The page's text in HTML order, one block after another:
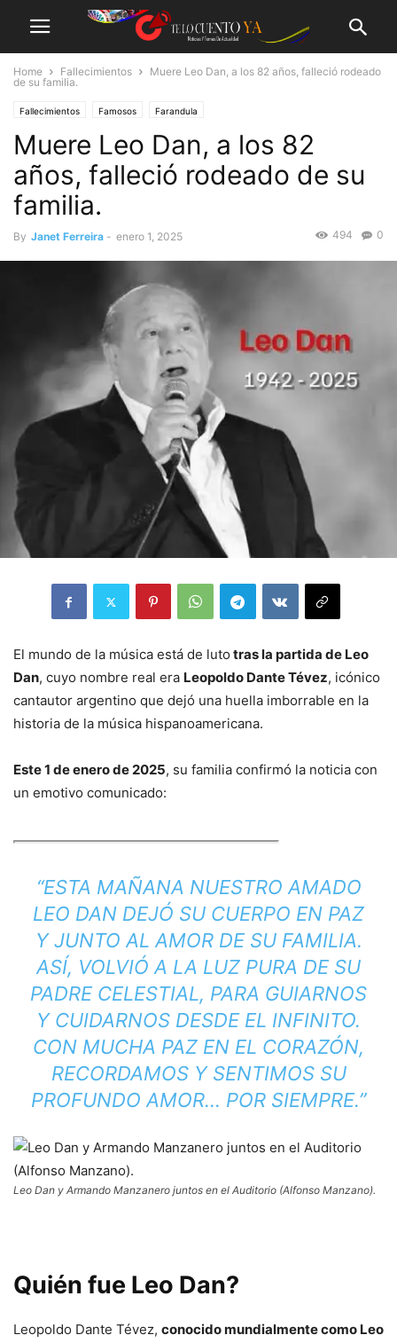
Home Fallecimientos
Muere Leo Dan, a los 82 años, falleció rodeado
de su familia.
Fallecimientos Famosos Farandula
Muere Leo Dan, a los 82
años, falleció rodeado de su
familia.
By Janet Ferreira - enero 1, 2025 0
494
El mundo de la música está de luto tras la partida de Leo
Dan, cuyo nombre real era Leopoldo Dante Tévez, icónico
cantautor argentino que dejó una huella imborrable en la
historia de la música hispanoamericana.
Este 1 de enero de 2025, su familia confirmó la noticia con
un emotivo comunicado:
“ESTA MAÑANA NUESTRO AMADO
LEO DAN DEJÓ SU CUERPO EN PAZ
Y JUNTO AL AMOR DE SU FAMILIA.
ASÍ, VOLVIÓ A LA LUZ PURA DE SU
PADRE CELESTIAL, PARA GUIARNOS
Y CUIDARNOS DESDE EL INFINITO.
CON MUCHA PAZ EN EL CORAZÓN,
RECORDAMOS Y SENTIMOS SU
PROFUNDO AMOR… POR SIEMPRE.”
Leo Dan y Armando Manzanero juntos en el Auditorio (Alfonso Manzano).
Quién fue Leo Dan?
Leopoldo Dante Tévez, conocido mundialmente como Leo